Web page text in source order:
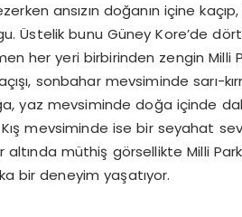
ansızın doğanın içine
Üstelik bunu Güney Kore’de dört
her yeri birbirinden zengin Milli
sonbahar mevsiminde sarı-
yaz mevsiminde doğa içinde
mevsiminde ise bir seyahat
müthiş görsellikte Milli
bir deneyim yaşatıyor.